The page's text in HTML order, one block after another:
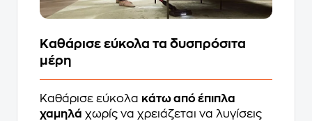
Kαθάρισε εύκολα τα δυσπρόσιτα
μέρη
Καθάρισε εύκολα κάτω από έπιπλα
χαμηλά χωρίς να χρειάζεται να λυγίσεις